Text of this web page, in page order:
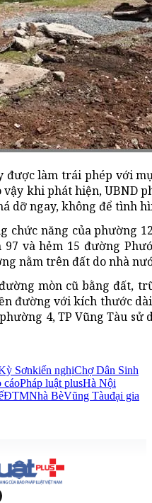
được làm trái phép với
khi phát hiện, UBND
dỡ ngay, không để tình
chức năng của phường
và hẻm 15 đường
nằm trên đất do nhà
mòn cũ bằng đất,
đường với kích thước
4, TP Vũng Tàu sử
Sơnkiến nghịChợ Dân Sinh
cáoPháp luật plusHà Nội
ĐTMNhà BèVũng Tàuđại gia